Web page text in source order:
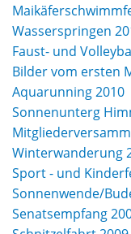
Wasserspringen
Faust- und
Bilder vom ersten
Aquarunning 2010
Sonnenunterg
Winterwanderung
Sport - und
Sonnenwende/
Senatsempfang